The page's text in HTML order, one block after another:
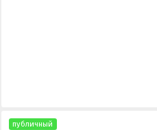
публичный